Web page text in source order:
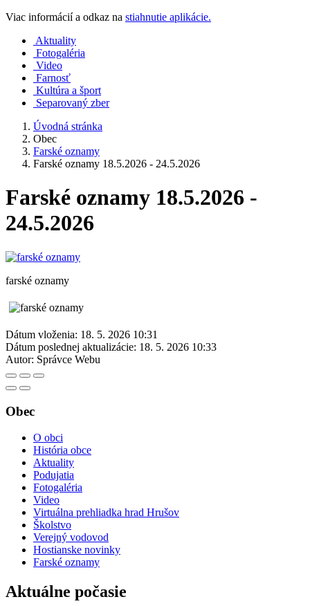
Viac informácií a odkaz na stiahnutie aplikácie.
Aktuality
Fotogaléria
Video
Farnosť
Kultúra a šport
Separovaný zber
Úvodná stránka
Obec
Farské oznamy
Farské oznamy 18.5.2026 - 24.5.2026
Farské oznamy 18.5.2026 -
24.5.2026
farské oznamy
Dátum vloženia: 18. 5. 2026 10:31
Dátum poslednej aktualizácie: 18. 5. 2026 10:33
Autor: Správce Webu
Obec
O obci
História obce
Aktuality
Podujatia
Fotogaléria
Video
Virtuálna prehliadka hrad Hrušov
Školstvo
Verejný vodovod
Hostianske novinky
Farské oznamy
Aktuálne počasie